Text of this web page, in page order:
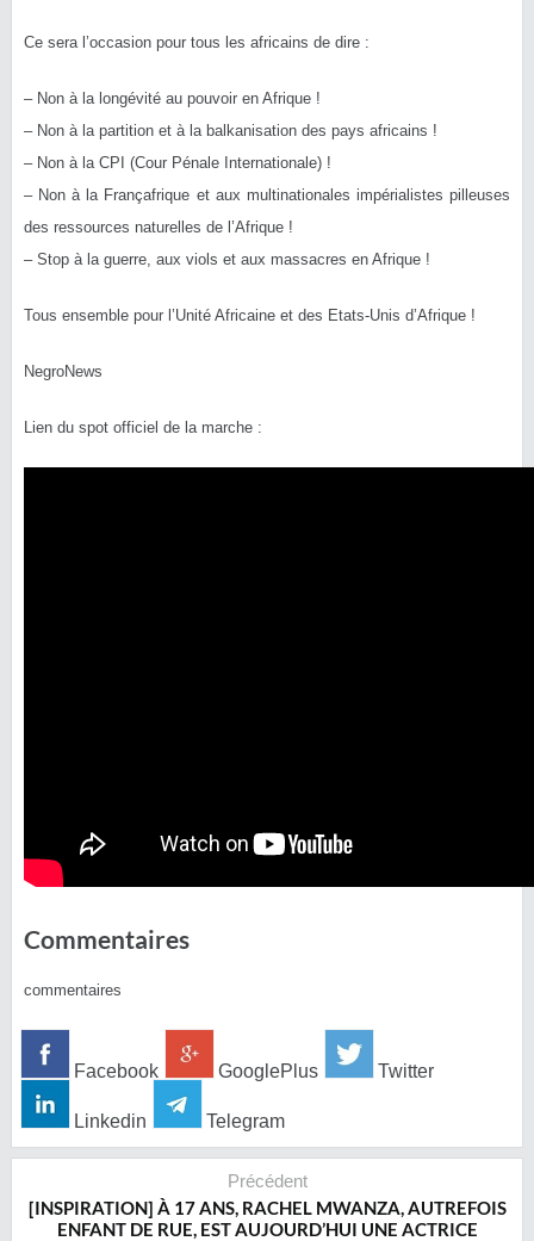
Ce sera l’occasion pour tous les africains de dire :
– Non à la longévité au pouvoir en Afrique !
– Non à la partition et à la balkanisation des pays africains !
– Non à la CPI (Cour Pénale Internationale) !
– Non à la Françafrique et aux multinationales impérialistes pilleuses
des ressources naturelles de l’Afrique !
– Stop à la guerre, aux viols et aux massacres en Afrique !
Tous ensemble pour l’Unité Africaine et des Etats-Unis d’Afrique !
NegroNews
Lien du spot officiel de la marche :
Commentaires
commentaires
Facebook GooglePlus Twitter
Linkedin Telegram
Précédent
[INSPIRATION] À 17 ANS, RACHEL MWANZA, AUTREFOIS
ENFANT DE RUE, EST AUJOURD’HUI UNE ACTRICE